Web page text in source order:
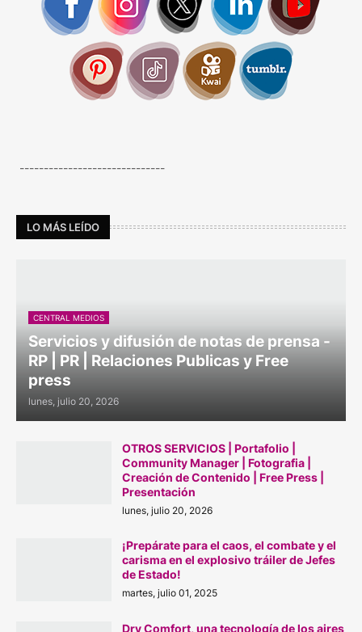
------------------------------
LO MÁS LEÍDO
CENTRAL MEDIOS
Servicios y difusión de notas de prensa -
RP | PR | Relaciones Publicas y Free
press
lunes, julio 20, 2026
OTROS SERVICIOS | Portafolio |
Community Manager | Fotografia |
Creación de Contenido | Free Press |
Presentación
lunes, julio 20, 2026
¡Prepárate para el caos, el combate y el
carisma en el explosivo tráiler de Jefes
de Estado!
martes, julio 01, 2025
Dry Comfort, una tecnología de los aires